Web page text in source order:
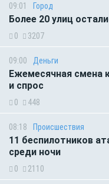
09:01 Город
Более 20 улиц
0 3207
09:00 Деньги
Ежемесячная смена
и спрос
0 448
08:18 Происшествия
11 беспилотников
среди ночи
0 2110